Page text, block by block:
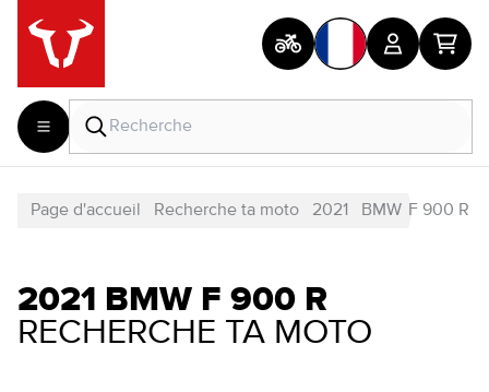
Page d'accueil Recherche ta moto 2021 BMW F 900 R
2021 BMW F 900 R
RECHERCHE TA MOTO